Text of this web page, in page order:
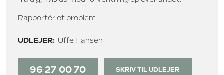
Rapportér et problem.
UDLEJER: Uffe Hansen
96 27 00 70 SKRIV TIL UDLEJER